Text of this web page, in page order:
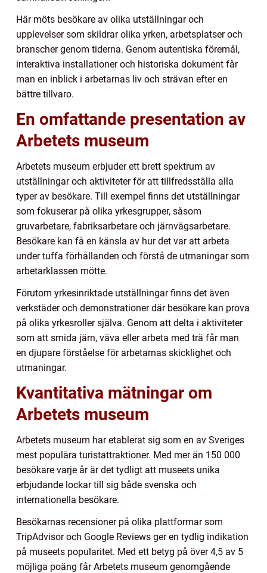
Här möts besökare av olika utställningar och
upplevelser som skildrar olika yrken, arbetsplatser och
branscher genom tiderna. Genom autentiska föremål,
interaktiva installationer och historiska dokument får
man en inblick i arbetarnas liv och strävan efter en
bättre tillvaro.
En omfattande presentation av
Arbetets museum
Arbetets museum erbjuder ett brett spektrum av
utställningar och aktiviteter för att tillfredsställa alla
typer av besökare. Till exempel finns det utställningar
som fokuserar på olika yrkesgrupper, såsom
gruvarbetare, fabriksarbetare och järnvägsarbetare.
Besökare kan få en känsla av hur det var att arbeta
under tuffa förhållanden och förstå de utmaningar som
arbetarklassen mötte.
Förutom yrkesinriktade utställningar finns det även
verkstäder och demonstrationer där besökare kan prova
på olika yrkesroller själva. Genom att delta i aktiviteter
som att smida järn, väva eller arbeta med trä får man
en djupare förståelse för arbetarnas skicklighet och
utmaningar.
Kvantitativa mätningar om
Arbetets museum
Arbetets museum har etablerat sig som en av Sveriges
mest populära turistattraktioner. Med mer än 150 000
besökare varje år är det tydligt att museets unika
erbjudande lockar till sig både svenska och
internationella besökare.
Besökarnas recensioner på olika plattformar som
TripAdvisor och Google Reviews ger en tydlig indikation
på museets popularitet. Med ett betyg på över 4,5 av 5
möjliga poäng får Arbetets museum genomgående